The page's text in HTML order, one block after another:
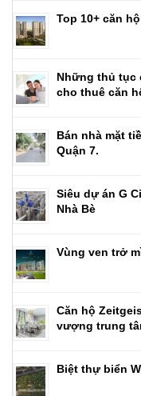
Top 10+ căn
Những thủ tục
cho thuê căn
Bán nhà mặt
Quận 7.
Siêu dự án G
Nhà Bè
Vùng ven trở
Căn hộ
vượng trung
Biệt thự biển